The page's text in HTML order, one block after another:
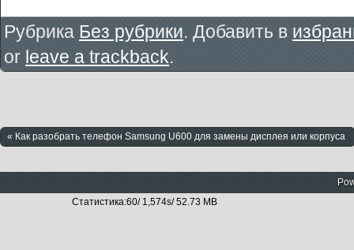
Рубрика Без рубрики. Добавить в
or leave a trackback.
« Как разобрать телефон Samsung U600 для замены дисплея или корпуса
Статистика:60/ 1,574s/ 52.73 MB